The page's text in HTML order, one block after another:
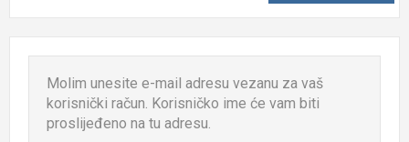
Molim unesite e-mail adresu vezanu za vaš
korisnički račun. Korisničko ime će vam biti
proslijeđeno na tu adresu.